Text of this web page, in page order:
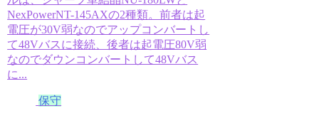
NexPowerNT-145AXの2種類。前者は起
電圧が30V弱なのでアップコンバートし
て48Vバスに接続、後者は起電圧80V弱
なのでダウンコンバートして48Vバス
に...
保守